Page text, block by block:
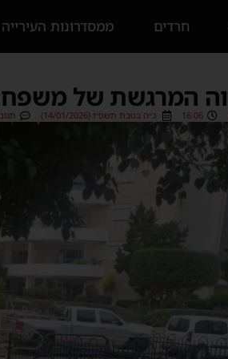
חרדים ממסדרונות העירייה
המרגשת של משפחת
16:06 כ״ה בטבת תשפ״ו (14/01/2026)